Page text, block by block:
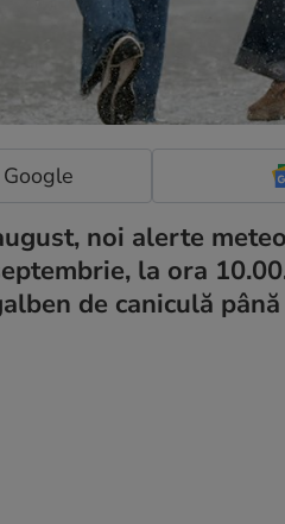
noi alerte
la ora
de caniculă